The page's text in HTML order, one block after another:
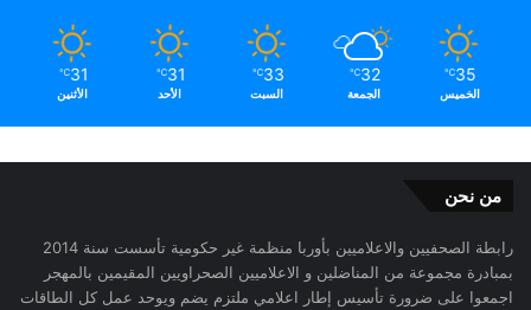
35
℃
الخميس
32
℃
الجمعة
33
℃
السبت
31
℃
الأحد
31
℃
الأثنين
من نحن
رابطة الصحفيين والاعلاميين بأوربا منظمة غير حكومية تأسست سنة 2014
بمبادرة مجموعة من المناضلين و الاعلاميين الصحراويين المقيمين بالمهجر
اجمعوا على ضرورة تأسيس إطار اعلامي ملتزم يضم ويوحد عمل كل الطاقات